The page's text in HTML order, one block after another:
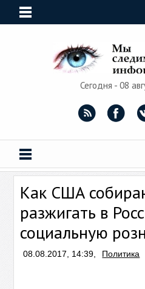
Сегодня - 08
Как США
разжигать в
социальную
08.08.2017, 14:39, Политика